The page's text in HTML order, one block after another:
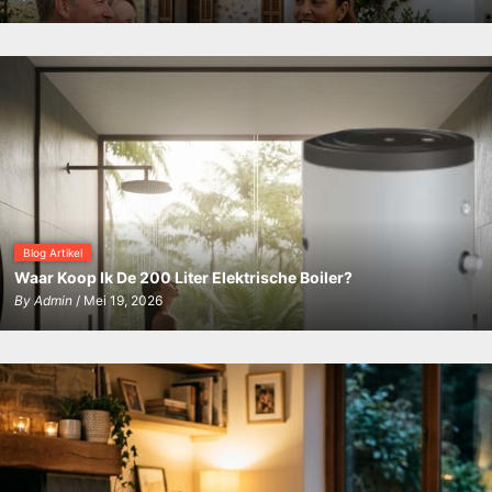
Blog Artikel
Waar Koop Ik De 200 Liter Elektrische Boiler?
By Admin/ Mei 19, 2026